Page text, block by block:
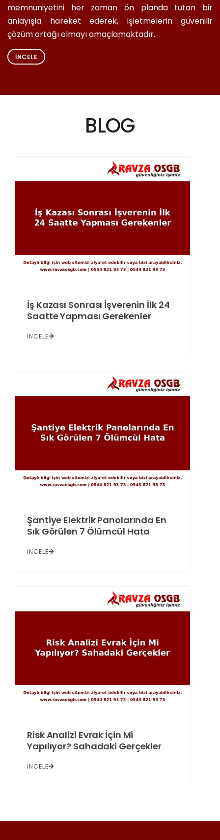
memnuniyetini her zaman ön planda tutan bir
anlayışla hareket ederek, işletmelerin güvenilir
çözüm ortağı olmayı amaçlamaktadır.
İNCELE
BLOG
İş Kazası Sonrası İşverenin İlk 24
Saatte Yapması Gerekenler
İNCELE
Şantiye Elektrik Panolarında En
Sık Görülen 7 Ölümcül Hata
İNCELE
Risk Analizi Evrak İçin Mi
Yapılıyor? Sahadaki Gerçekler
İNCELE